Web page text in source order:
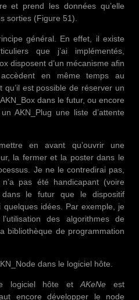
et prend les données qu’elle
sorties (Figure 51).
général. En effet, il existe
que j’ai implémentés,
disposent d’un mécanisme afin
en même temps au
est possible de réserver un
dans le futur, ou encore
AKN_Plug une liste d’attente
en avant qu’ouvrir une
la fermer et la poster dans le
Je ne le contredirai pas,
pas été handicapant (voire
dans le futur que le dispositif
quelques idées. Par exemple, je
des algorithmes de
bibliothèque de programmation
dans le logiciel hôte.
le logiciel hôte etAKeNe est
encore développer le node